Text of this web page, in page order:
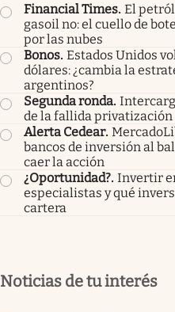
Financial Times. El
gasoil no: el cuello de
por las nubes
Bonos. Estados Unidos
dólares: ¿cambia la
argentinos?
Segunda ronda.
de la fallida privatización
Alerta Cedear.
bancos de inversión al
caer la acción
¿Oportunidad?. Invertir
especialistas y qué
cartera
Noticias de tu interés